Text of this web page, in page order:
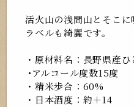
活火山の浅間山とそこ
ラベルも綺麗です。
・原材料名：長野県産ひ
•アルコール度数15度
・精米歩合：60%
・日本酒度：約＋14